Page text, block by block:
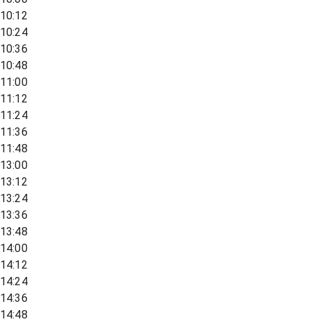
10:12
10:24
10:36
10:48
11:00
11:12
11:24
11:36
11:48
13:00
13:12
13:24
13:36
13:48
14:00
14:12
14:24
14:36
14:48